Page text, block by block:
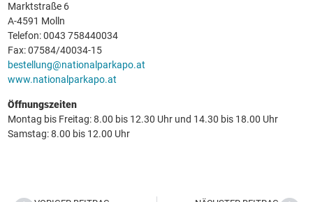
Marktstraße 6
A-4591 Molln
Telefon: 0043 758440034
Fax: 07584/40034-15
bestellung@nationalparkapo.at
www.nationalparkapo.at
Öffnungszeiten
Montag bis Freitag: 8.00 bis 12.30 Uhr und 14.30 bis 18.00 Uhr
Samstag: 8.00 bis 12.00 Uhr